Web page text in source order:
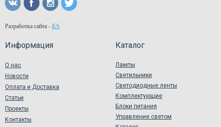
Разработка сайта - KS
Информация
О нас
Новости
Оплата и Доставка
Статьи
Проекты
Контакты
Каталог
Лампы
Светильники
Светодиодные ленты
Комплектующие
Блоки питания
Управление светом